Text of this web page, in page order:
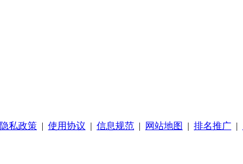
隐私政策 | 使用协议 | 信息规范 | 网站地图 | 排名推广 |